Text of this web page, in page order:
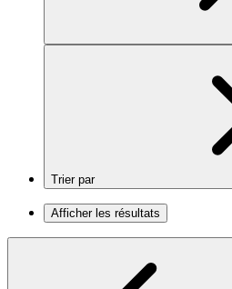
Trier par
Afficher les résultats